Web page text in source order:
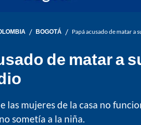
/ BOGOTÁ / Papá acusado de matar a
de matar a
las mujeres de la casa no
sometía a la niña.